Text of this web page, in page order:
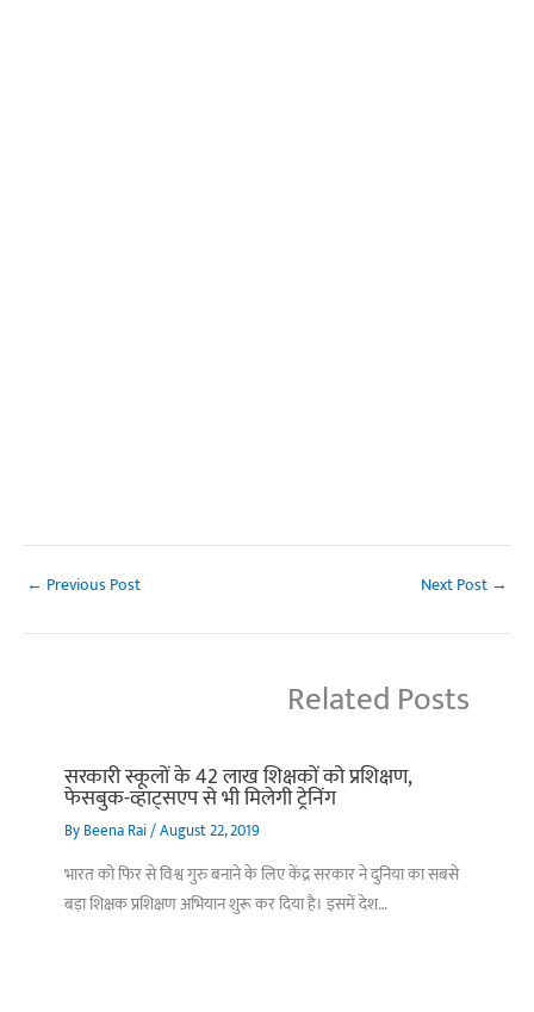
← Previous Post Next Post →
Related Posts
सरकारी स्कूलों के 42 लाख शिक्षकों को प्रशिक्षण,
फेसबुक-व्हाट्सएप से भी मिलेगी ट्रेनिंग
ByBeena Rai/August 22, 2019
भारत को फिर से विश्व गुरु बनाने के लिए केंद्र सरकार ने दुनिया का सबसे
बड़ा शिक्षक प्रशिक्षण अभियान शुरू कर दिया है। इसमें देश…